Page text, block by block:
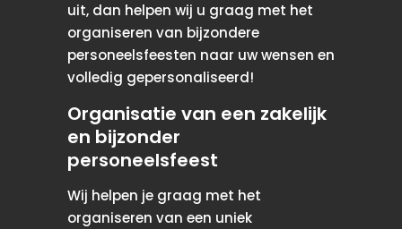
uit, dan helpen wij u graag met het
organiseren van bijzondere
personeelsfeesten naar uw wensen en
volledig gepersonaliseerd!
Organisatie van een zakelijk
en bijzonder
personeelsfeest
Wij helpen je graag met het
organiseren van een uniek